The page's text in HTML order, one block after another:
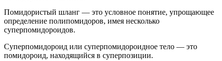
Помидористый шланг — это условное понятие, упрощающее
определение полипомидоров, имея несколько
суперпомидороидов.
Суперпомидороид или суперпомидороидное тело — это
помидороид, находящийся в суперпозиции.